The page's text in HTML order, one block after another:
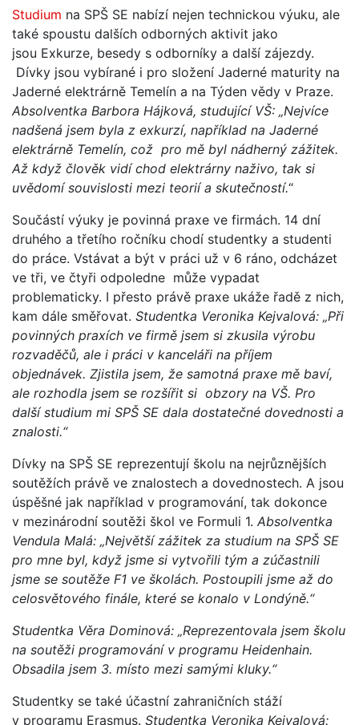
Studium na SPŠ SE nabízí nejen technickou výuku, ale
také spoustu dalších odborných aktivit jako
jsou Exkurze, besedy s odborníky a další zájezdy.
Dívky jsou vybírané i pro složení Jaderné maturity na
Jaderné elektrárně Temelín a na Týden vědy v Praze.
Absolventka Barbora Hájková, studující VŠ: „Nejvíce
nadšená jsem byla z exkurzí, například na Jaderné
elektrárně Temelín, což pro mě byl nádherný zážitek.
Až když člověk vidí chod elektrárny naživo, tak si
uvědomí souvislosti mezi teorií a skutečností.“
Součástí výuky je povinná praxe ve firmách. 14 dní
druhého a třetího ročníku chodí studentky a studenti
do práce. Vstávat a být v práci už v 6 ráno, odcházet
ve tři, ve čtyři odpoledne může vypadat
problematicky. I přesto právě praxe ukáže řadě z nich,
kam dále směřovat. Studentka Veronika Kejvalová: „Při
povinných praxích ve firmě jsem si zkusila výrobu
rozvaděčů, ale i práci v kanceláři na příjem
objednávek. Zjistila jsem, že samotná praxe mě baví,
ale rozhodla jsem se rozšířit si obzory na VŠ. Pro
další studium mi SPŠ SE dala dostatečné dovednosti a
znalosti.“
Dívky na SPŠ SE reprezentují školu na nejrůznějších
soutěžích právě ve znalostech a dovednostech. A jsou
úspěšné jak například v programování, tak dokonce
v mezinárodní soutěži škol ve Formuli 1. Absolventka
Vendula Malá: „Největší zážitek za studium na SPŠ SE
pro mne byl, když jsme si vytvořili tým a zúčastnili
jsme se soutěže F1 ve školách. Postoupili jsme až do
celosvětového finále, které se konalo v Londýně.“
Studentka Věra Dominová: „Reprezentovala jsem školu
na soutěži programování v programu Heidenhain.
Obsadila jsem 3. místo mezi samými kluky.“
Studentky se také účastní zahraničních stáží
v programu Erasmus. Studentka Veronika Kejvalová: